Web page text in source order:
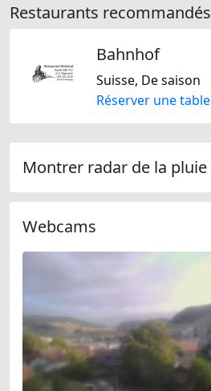
Restaurants recommandés
Bahnhof
Suisse, De saison
Réserver une table
Montrer radar de la pluie
Webcams